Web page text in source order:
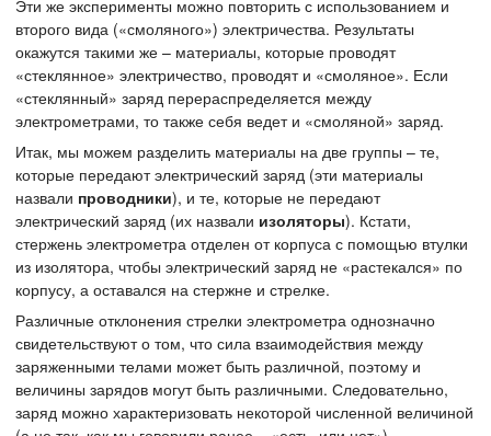
Эти же эксперименты можно повторить с использованием и
второго вида («смоляного») электричества. Результаты
окажутся такими же – материалы, которые проводят
«стеклянное» электричество, проводят и «смоляное». Если
«стеклянный» заряд перераспределяется между
электрометрами, то также себя ведет и «смоляной» заряд.
Итак, мы можем разделить материалы на две группы – те,
которые передают электрический заряд (эти материалы
назвали проводники), и те, которые не передают
электрический заряд (их назвали изоляторы). Кстати,
стержень электрометра отделен от корпуса с помощью втулки
из изолятора, чтобы электрический заряд не «растекался» по
корпусу, а оставался на стержне и стрелке.
Различные отклонения стрелки электрометра однозначно
свидетельствуют о том, что сила взаимодействия между
заряженными телами может быть различной, поэтому и
величины зарядов могут быть различными. Следовательно,
заряд можно характеризовать некоторой численной величиной